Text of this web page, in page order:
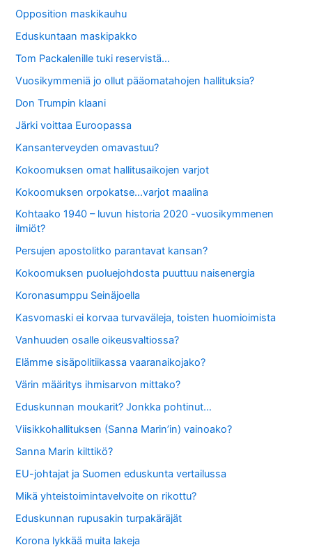
Opposition maskikauhu
Eduskuntaan maskipakko
Tom Packalenille tuki reservistä…
Vuosikymmeniä jo ollut pääomatahojen hallituksia?
Don Trumpin klaani
Järki voittaa Euroopassa
Kansanterveyden omavastuu?
Kokoomuksen omat hallitusaikojen varjot
Kokoomuksen orpokatse…varjot maalina
Kohtaako 1940 – luvun historia 2020 -vuosikymmenen
ilmiöt?
Persujen apostolitko parantavat kansan?
Kokoomuksen puoluejohdosta puuttuu naisenergia
Koronasumppu Seinäjoella
Kasvomaski ei korvaa turvaväleja, toisten huomioimista
Vanhuuden osalle oikeusvaltiossa?
Elämme sisäpolitiikassa vaaranaikojako?
Värin määritys ihmisarvon mittako?
Eduskunnan moukarit? Jonkka pohtinut…
Viisikkohallituksen (Sanna Marin’in) vainoako?
Sanna Marin kilttikö?
EU-johtajat ja Suomen eduskunta vertailussa
Mikä yhteistoimintavelvoite on rikottu?
Eduskunnan rupusakin turpakäräjät
Korona lykkää muita lakeja